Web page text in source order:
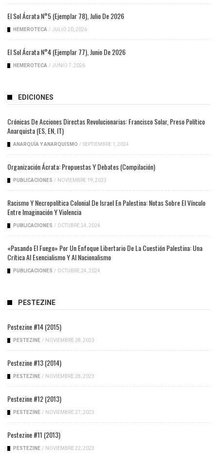
El Sol Ácrata N°5 (ejemplar 78), Julio De 2026
HEMEROTECA / JULIO 20, 2026
El Sol Ácrata N°4 (ejemplar 77), Junio De 2026
HEMEROTECA / JUNIO 7, 2026
EDICIONES
Crónicas De Acciones Directas Revolucionarias: Francisco Solar, Preso Político
Anarquista (ES, EN, IT)
ANARQUÍA Y ANARQUISMO / SEPTIEMBRE 1, 2024
Organización Ácrata: Propuestas Y Debates (compilación)
PUBLICACIONES / NOVIEMBRE 19, 2023
Racismo Y Necropolítica Colonial De Israel En Palestina: Notas Sobre El Vínculo
Entre Imaginación Y Violencia
PUBLICACIONES / OCTUBRE 24, 2024
«Pasando El Fuego» Por Un Enfoque Libertario De La Cuestión Palestina: Una
Crítica Al Esencialismo Y Al Nacionalismo
PUBLICACIONES / OCTUBRE 24, 2024
PESTEZINE
Pestezine #14 (2015)
PESTEZINE / NOVIEMBRE 28, 2023
Pestezine #13 (2014)
PESTEZINE / NOVIEMBRE 28, 2023
Pestezine #12 (2013)
PESTEZINE / NOVIEMBRE 27, 2023
Pestezine #11 (2013)
PESTEZINE / NOVIEMBRE 22, 2023